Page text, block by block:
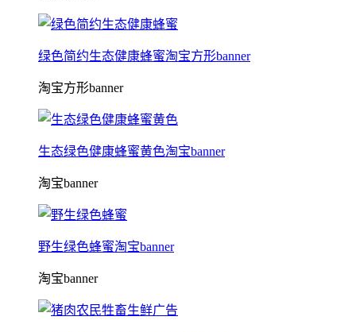
绿色简约生态健康蜂蜜淘宝方形banner
淘宝方形banner
生态绿色健康蜂蜜黄色淘宝banner
淘宝banner
野生绿色蜂蜜淘宝banner
淘宝banner